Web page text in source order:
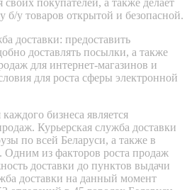
б/у товаров открытой и безопасной.
доставки: предоставить
доставлять посылки, а также
для интернет-магазинов и
для роста сферы электронной
бизнеса является
Курьерская служба доставки
по всей Беларуси, а также в
из факторов роста продаж
доставки до пунктов выдачи
доставки на данный момент